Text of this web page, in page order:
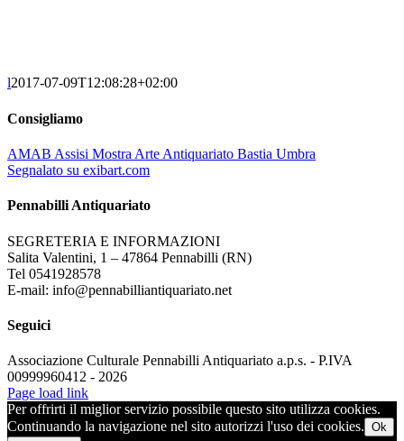
l2017-07-09T12:08:28+02:00
Consigliamo
AMAB Assisi Mostra Arte Antiquariato Bastia Umbra
Segnalato su exibart.com
Pennabilli Antiquariato
SEGRETERIA E INFORMAZIONI
Salita Valentini, 1 – 47864 Pennabilli (RN)
Tel 0541928578
E-mail: info@pennabilliantiquariato.net
Seguici
Associazione Culturale Pennabilli Antiquariato a.p.s. - P.IVA
00999960412 - 2026
Page load link
Per offrirti il miglior servizio possibile questo sito utilizza cookies.
Continuando la navigazione nel sito autorizzi l'uso dei cookies. Ok